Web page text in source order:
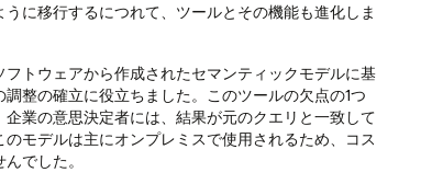
に移行するにつれて、ツールとその機能も進化しま
フトウェアから作成されたセマンティックモデルに基
整の確立に役立ちました。このツールの欠点の1つ
業の意思決定者には、結果が元のクエリと一致して
モデルは主にオンプレミスで使用されるため、コス
でした。